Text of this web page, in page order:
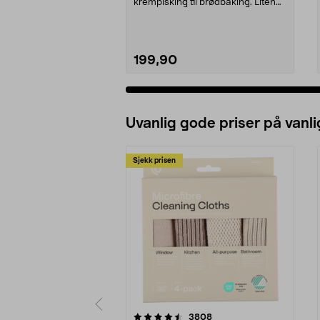
krempisking til brødbaking. Liten
199,90
Uvanlig gode priser på
Sjekk prisen
3808anmeldelser
4.5av 5 stjerner